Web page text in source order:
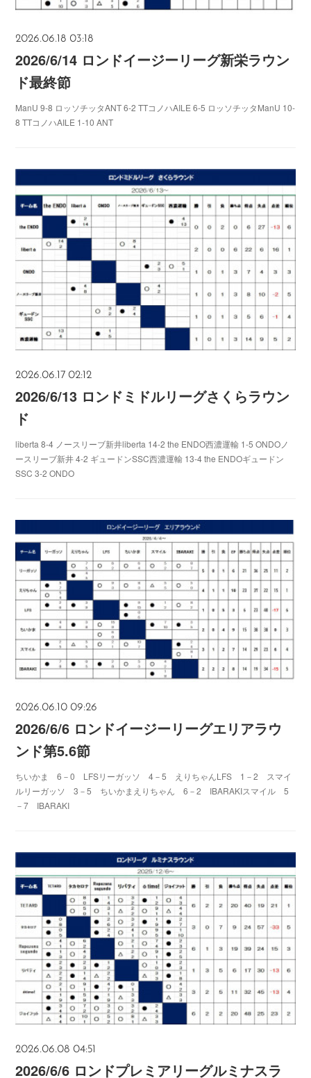
2026.06.18 03:18
2026/6/14 ロンドイージーリーグ新栄ラウン
ド最終節
ManU 9-8 ロッソチッタANT 6-2 TTコノハAILE 6-5 ロッソチッタManU 10-
8 TTコノハAILE 1-10 ANT
2026.06.17 02:12
2026/6/13 ロンドミドルリーグさくらラウン
ド
liberta 8-4 ノースリーブ新井liberta 14-2 the ENDO西濃運輸 1-5 ONDOノ
ースリーブ新井 4-2 ギュードンSSC西濃運輸 13-4 the ENDOギュードン
SSC 3-2 ONDO
2026.06.10 09:26
2026/6/6 ロンドイージーリーグエリアラウ
ンド第5.6節
ちいかま 6－0 LFSリーガッソ 4－5 えりちゃんLFS 1－2 スマイ
ルリーガッソ 3－5 ちいかまえりちゃん 6－2 IBARAKIスマイル 5
－7 IBARAKI
2026.06.08 04:51
2026/6/6 ロンドプレミアリーグルミナスラ